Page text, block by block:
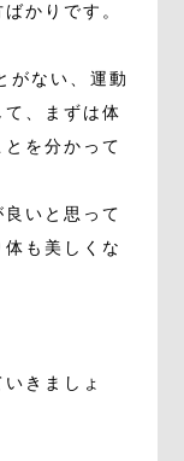
かりです。
がない、運動
、まずは体
を分かって
いと思って
も美しくな
きましょ